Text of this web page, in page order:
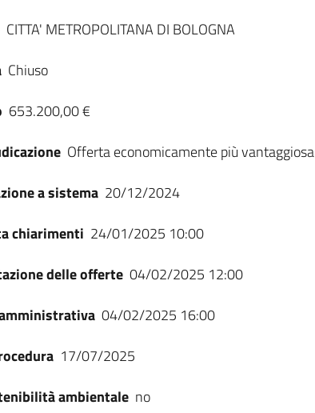
CITTA' METROPOLITANA DI BOLOGNA
Chiuso
653.200,00 €
Offerta economicamente più vantaggiosa
a sistema 20/12/2024
chiarimenti 24/01/2025 10:00
delle offerte 04/02/2025 12:00
04/02/2025 16:00
17/07/2025
ambientale no